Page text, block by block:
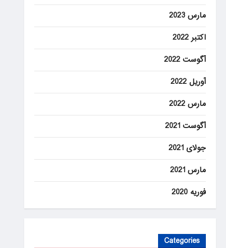
مارس 2023
اکتبر 2022
آگوست 2022
آوریل 2022
مارس 2022
آگوست 2021
جولای 2021
مارس 2021
فوریه 2020
Categories